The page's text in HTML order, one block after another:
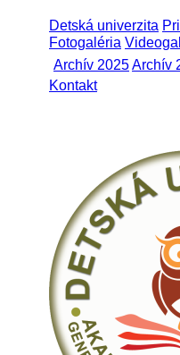
Detská univerzita
Fotogaléria
Archív 2025Archív
Kontakt